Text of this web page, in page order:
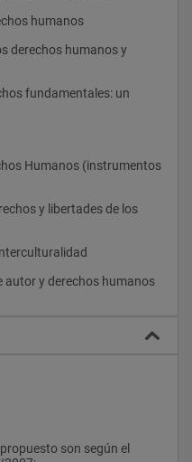
humanos
derechos humanos y
fundamentales: un
Humanos (instrumentos
y libertades de los
autor y derechos humanos
son según el